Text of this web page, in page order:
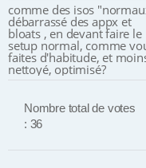
comme des isos
débarrassé des appx et
bloats , en devant faire le
setup normal, comme
faites d'habitude, et
nettoyé, optimisé?
Nombre total de votes
: 36